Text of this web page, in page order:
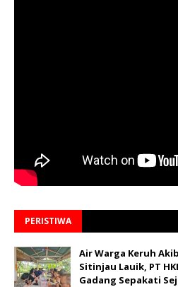
PERISTIWA
Air Warga Keruh
Sitinjau Lauik, PT
Gadang Sepakati